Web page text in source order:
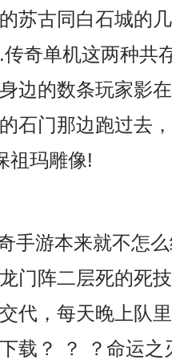
苏古同白石城的
奇单机这两种共
边的数条玩家影
石门那边跑过去
祖玛雕像!
手游本来就不怎
门阵二层死的死
代，每天晚上队
载？ ？ ？命运之